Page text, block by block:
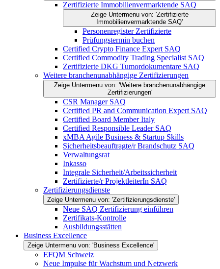
Zertifizierte Immobilienvermarktende SAQ
Zeige Untermenu von: 'Zertifizierte
Immobilienvermarktende SAQ'
Personenregister Zertifizierte
Prüfungstermin buchen
Certified Crypto Finance Expert SAQ
Certified Commodity Trading Specialist SAQ
Zertifizierte DKG Tumordokumentare SAQ
Weitere branchenunabhängige Zertifizierungen
Zeige Untermenu von: 'Weitere branchenunabhängige
Zertifizierungen'
CSR Manager SAQ
Certified PR and Communication Expert SAQ
Certified Board Member Italy
Certified Responsible Leader SAQ
xMBA Agile Business & Startup Skills
Sicherheitsbeauftragte/​r Brandschutz SAQ
Verwaltungsrat
Inkasso
Integrale Sicherheit/Arbeitssicherheit
Zertifizierte/r ProjektleiterIn SAQ
Zertifizierungsdienste
Zeige Untermenu von: 'Zertifizierungsdienste'
Neue SAQ Zertifizierung einführen
Zertifikats-Kontrolle
Ausbildungsstätten
Business Excellence
Zeige Untermenu von: 'Business Excellence'
EFQM Schweiz
Neue Impulse für Wachstum und Netzwerk